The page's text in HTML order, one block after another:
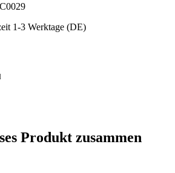
1-3 Werktage (DE)
Produkt zusammen